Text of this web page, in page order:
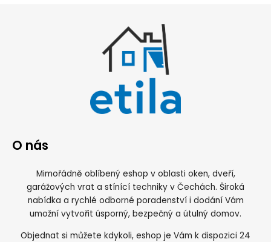
O nás
Mimořádně oblíbený eshop v oblasti oken, dveří,
garážových vrat a stínící techniky v Čechách. Široká
nabídka a rychlé odborné poradenství i dodání Vám
umožní vytvořit úsporný, bezpečný a útulný domov.
Objednat si můžete kdykoli, eshop je Vám k dispozici 24